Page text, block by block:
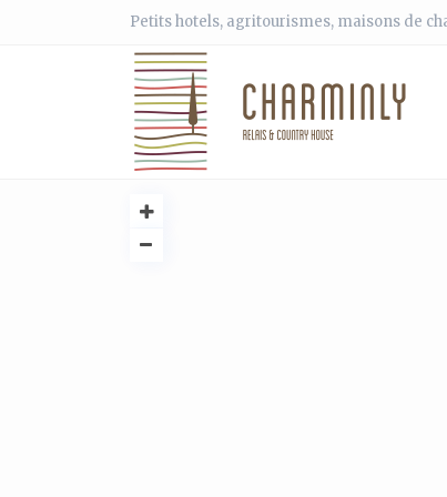
Petits hotels, agritourismes, maisons de